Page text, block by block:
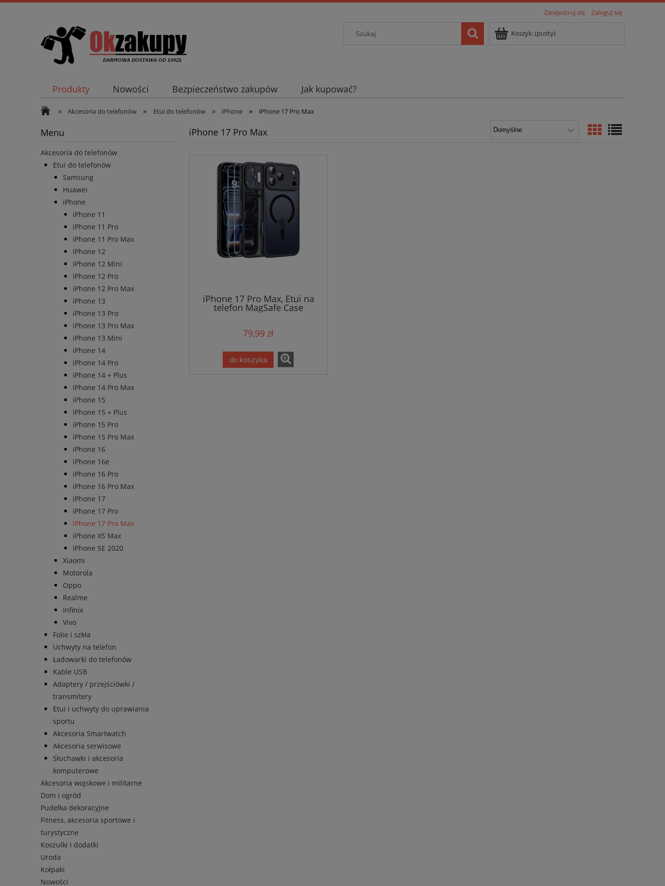
Zarejestruj się Zaloguj się
Koszyk:(pusty)
Produkty Nowości Bezpieczeństwo zakupów Jak kupować?
» Akcesoria do telefonów » Etui do telefonów » iPhone » iPhone 17 Pro Max
Menu
Akcesoria do telefonów
Etui do telefonów
Samsung
Huawei
iPhone
iPhone 11
iPhone 11 Pro
iPhone 11 Pro Max
iPhone 12
iPhone 12 Mini
iPhone 12 Pro
iPhone 12 Pro Max
iPhone 13
iPhone 13 Pro
iPhone 13 Pro Max
iPhone 13 Mini
iPhone 14
iPhone 14 Pro
iPhone 14 + Plus
iPhone 14 Pro Max
iPhone 15
iPhone 15 + Plus
iPhone 15 Pro
iPhone 15 Pro Max
iPhone 16
iPhone 16e
iPhone 16 Pro
iPhone 16 Pro Max
iPhone 17
iPhone 17 Pro
iPhone 17 Pro Max
iPhone XS Max
iPhone SE 2020
Xiaomi
Motorola
Oppo
Realme
Infinix
Vivo
Folie i szkła
Uchwyty na telefon
Ładowarki do telefonów
Kable USB
Adaptery / przejściówki /
transmitery
Etui i uchwyty do uprawiania
sportu
Akcesoria Smartwatch
Akcesoria serwisowe
Słuchawki i akcesoria
komputerowe
Akcesoria wojskowe i militarne
Dom i ogród
Pudełka dekoracyjne
Fitness, akcesoria sportowe i
turystyczne
Koszulki i dodatki
Uroda
Kołpaki
Nowości
iPhone 17 Pro Max
iPhone 17 Pro Max, Etui na
telefon MagSafe Case
79,99 zł
do koszyka